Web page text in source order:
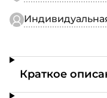
Краткое